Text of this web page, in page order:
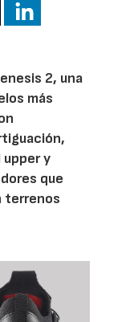
2, una
más
y
que
terrenos